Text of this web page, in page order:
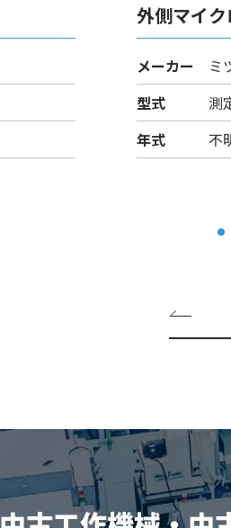
外側マイ
メーカー
ミ
型式
測
年式
不